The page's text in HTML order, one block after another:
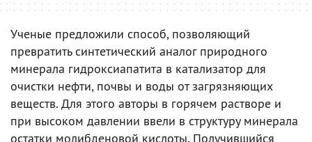
Ученые предложили способ, позволяющий
превратить синтетический аналог природного
минерала гидроксиапатита в катализатор для
очистки нефти, почвы и воды от загрязняющих
веществ. Для этого авторы в горячем растворе и
при высоком давлении ввели в структуру минерала
остатки молибденовой кислоты. Получившийся